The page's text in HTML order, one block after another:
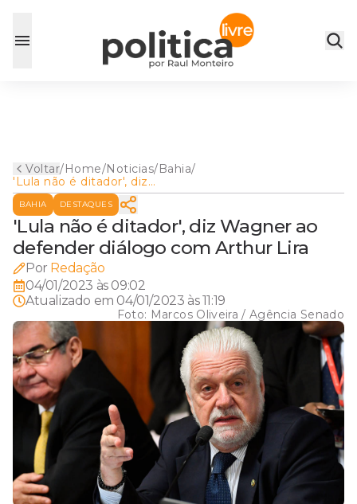
Voltar/Home/Noticias/Bahia/
'Lula não é ditador', diz
Wagner ao defender diálogo
com Arthur Lira
BAHIA DESTAQUES
'Lula não é ditador', diz Wagner ao
defender diálogo com Arthur Lira
Por Redação
04/01/2023 às 09:02
Atualizado em 04/01/2023 às 11:19
Foto: Marcos Oliveira / Agência Senado